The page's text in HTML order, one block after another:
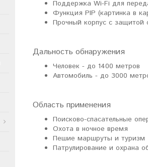
Поддержка Wi-Fi для
Функция PIP (картинка в
Прочный корпус с защитой
Дальность обнаружения
Человек - до 1400 метров
Автомобиль - до 3000
Область применения
Поисково-спасательные
Охота в ночное время
Пешие маршруты и туризм
Патрулирование и охрана